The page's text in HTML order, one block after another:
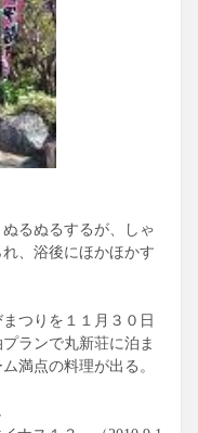
るぬるするが、しゃ
、浴後にほかほかす
つりを１１月３０日
ランで丸新荘に泊ま
満点の料理が出る。